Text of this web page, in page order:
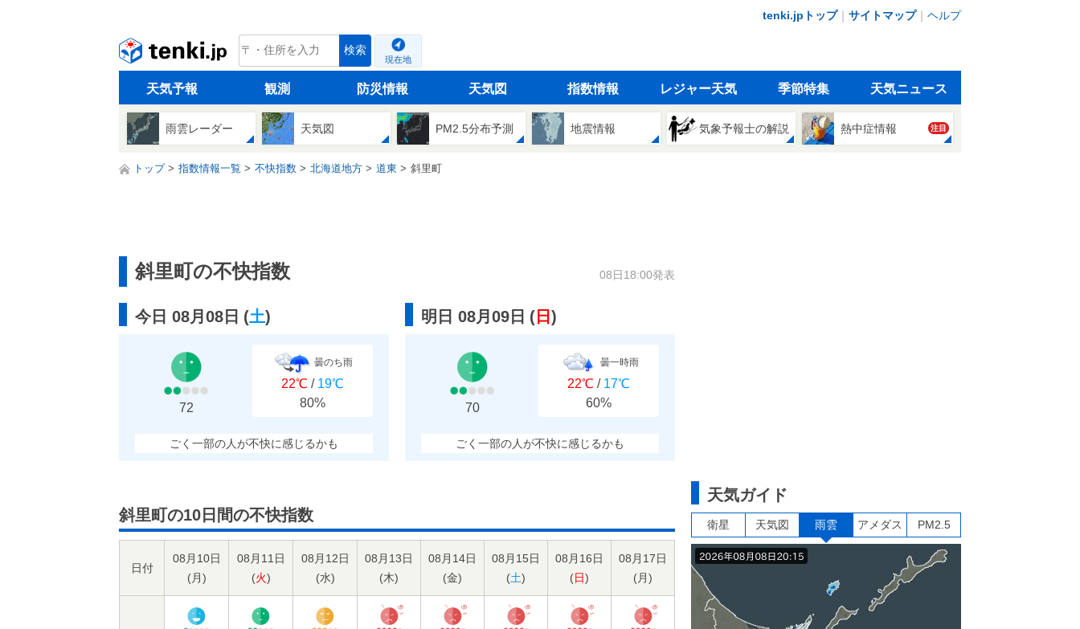
tenki.jpトップ｜ サイトマップ｜ ヘルプ
tenki.jp 検索
現在地
天気予報 観測 防災情報 天気図 指数情報 レジャー天気 季節特集 天気ニュース
雨雲レーダー 天気図 PM2.5分布予測 地震情報 気象予報士の解説 熱中症情報 注目
トップ 指数情報一覧 不快指数 北海道地方 道東 斜里町
斜里町の不快指数 08日18:00発表
今日 08月08日 (土)
72
曇のち雨
22℃ / 19℃
80%
ごく一部の人が不快に感じるかも
明日 08月09日 ( 日 )
70
曇一時雨
22℃ / 17℃
60%
ごく一部の人が不快に感じるかも
斜里町の10日間の不快指数
日付
08月10日
(月)
08月11日
(火)
08月12日
(水)
08月13日
(木)
08月14日
(金)
08月15日
(土)
08月16日
(日)
08月17日
(月)
天気ガイド
衛星 天気図 雨雲 アメダス PM2.5